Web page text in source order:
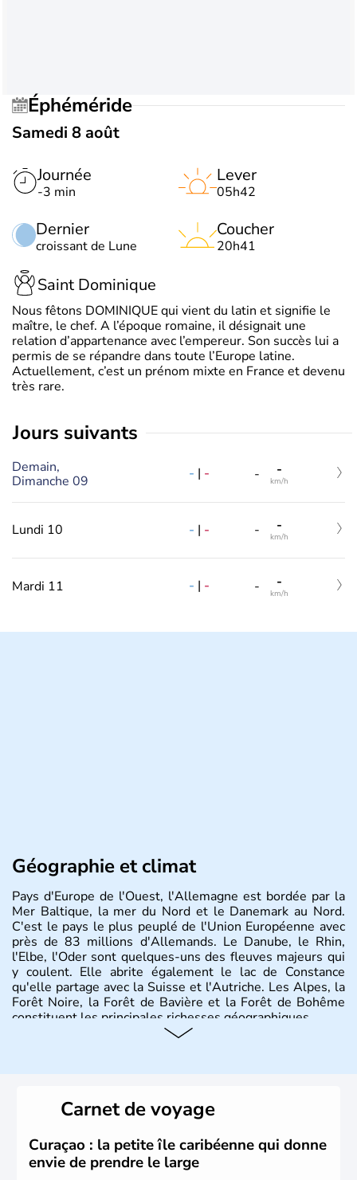
Éphéméride
Samedi 8 août
Journée
-3 min
Dernier
croissant de Lune
Lever
05h42
Coucher
20h41
Saint Dominique
Nous fêtons DOMINIQUE qui vient du latin et signifie le
maître, le chef. A l’époque romaine, il désignait une
relation d’appartenance avec l’empereur. Son succès lui a
permis de se répandre dans toute l’Europe latine.
Actuellement, c’est un prénom mixte en France et devenu
très rare.
jours suivants
Demain,
Dimanche 09
- | - - -
km/h
Lundi 10 - | - - -
km/h
Mardi 11 - | - - -
km/h
Géographie et climat
Pays d'Europe de l'Ouest, l'Allemagne est bordée par la
Mer Baltique, la mer du Nord et le Danemark au Nord.
C'est le pays le plus peuplé de l'Union Européenne avec
près de 83 millions d'Allemands. Le Danube, le Rhin,
l'Elbe, l'Oder sont quelques-uns des fleuves majeurs qui
y coulent. Elle abrite également le lac de Constance
qu'elle partage avec la Suisse et l'Autriche. Les Alpes, la
Forêt Noire, la Forêt de Bavière et la Forêt de Bohême
constituent les principales richesses géographiques.
lesquelles bénéficient d'une grande autonomie. Le pays
peut se targuer de grands noms qu'il a vu naître dans tous
les domaines, des arts à la politique en passant par la
philosophie. Hertz, Gutenberg, Heidegger, Thomas Mann,
Herman Hesse ou bien Hegel en font partie.
Carnet de voyage
Curaçao : la petite île caribéenne qui donne
envie de prendre le large